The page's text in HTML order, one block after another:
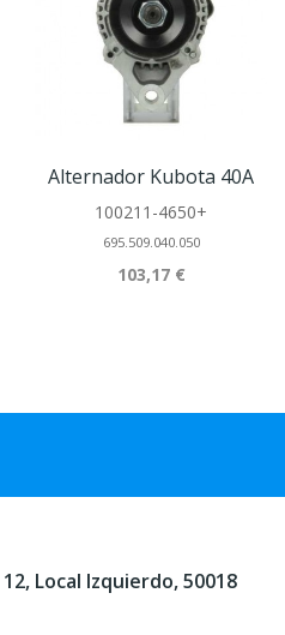
Alternador Kubota 40A
100211-4650+
695.509.040.050
103,17 €
Local Izquierdo, 50018